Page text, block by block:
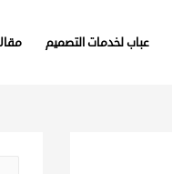
عباب لخدمات التصميم